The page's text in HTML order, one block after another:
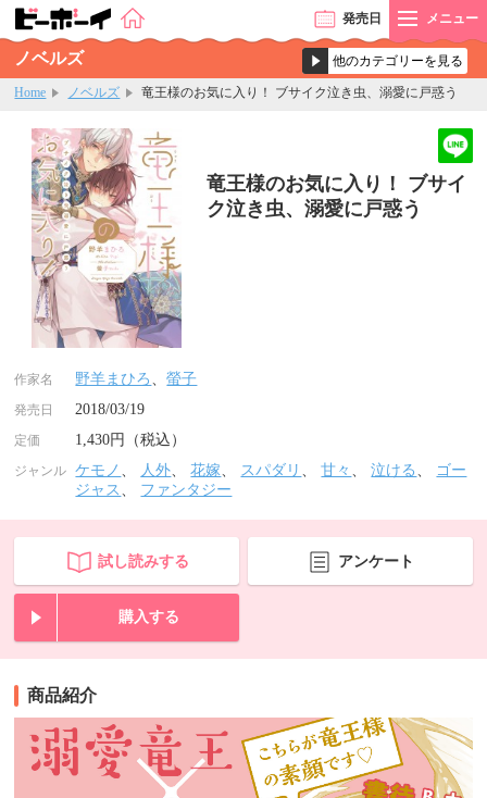
発売日 メニュー
ノベルズ
Home ノベルズ 竜王様のお気に入り！ ブサイク泣き虫、溺愛に戸惑う
竜王様のお気に入り！ ブサイ
ク泣き虫、溺愛に戸惑う
作家名 野羊まひろ 、螢子
発売日 2018/03/19
定価 1,430円（税込）
ジャンル ケモノ 、 人外、花嫁、 スパダリ 、甘々 、泣ける 、
ゴー
ジャス 、 ファンタジー
試し読みする アンケート
購入する
商品紹介